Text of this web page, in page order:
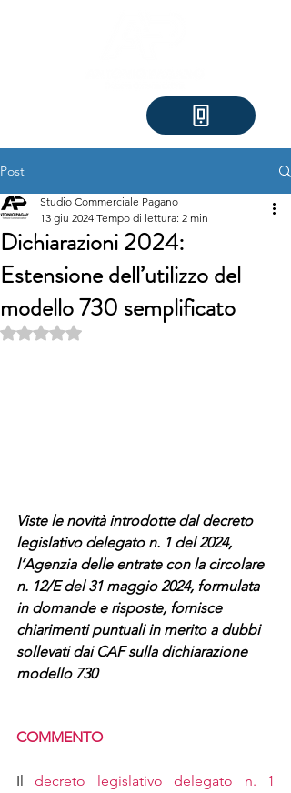
Post
Dichiarazioni 2024:
Estensione dell’utilizzo del
modello 730 semplificato
Studio Commerciale Pagano
13 giu 2024 Tempo di lettura: 2 min
Valutazione NaN stelle su 5.
Viste le novità introdotte dal decreto
legislativo delegato n. 1 del 2024,
l’Agenzia delle entrate con la circolare
n. 12/E del 31 maggio 2024, formulata
in domande e risposte, fornisce
chiarimenti puntuali in merito a dubbi
sollevati dai CAF sulla dichiarazione
modello 730
COMMENTO
Il decreto legislativo delegato n. 1